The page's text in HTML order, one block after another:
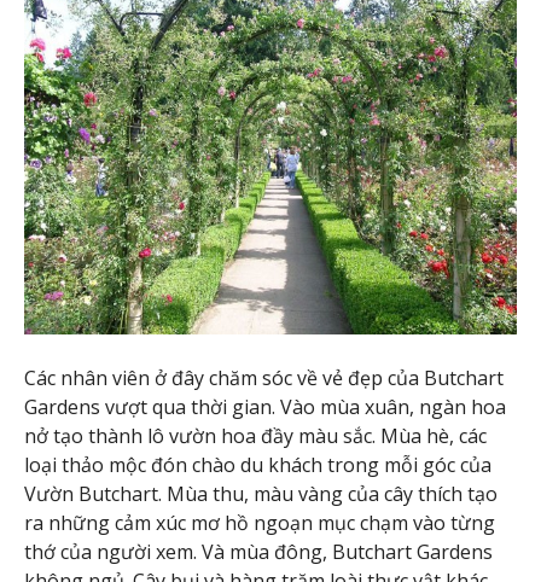
Các nhân viên ở đây chăm sóc về vẻ đẹp của Butchart
Gardens vượt qua thời gian. Vào mùa xuân, ngàn hoa
nở tạo thành lô vườn hoa đầy màu sắc. Mùa hè, các
loại thảo mộc đón chào du khách trong mỗi góc của
Vườn Butchart. Mùa thu, màu vàng của cây thích tạo
ra những cảm xúc mơ hồ ngoạn mục chạm vào từng
thớ của người xem. Và mùa đông, Butchart Gardens